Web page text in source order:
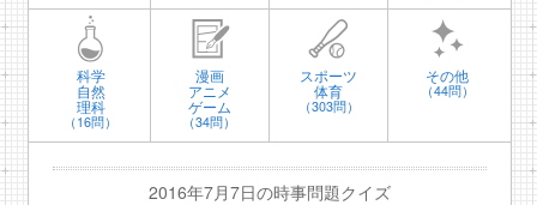
科学
自然
理科
（16問）
漫画
アニメ
ゲーム
（34問）
スポーツ
体育
（303問）
その他
（44問）
2016年7月7日の時事問題クイズ